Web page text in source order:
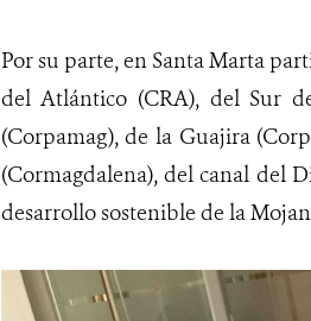
Por su parte, en Santa Marta
del Atlántico (CRA), del Sur
(Corpamag), de la Guajira
(Cormagdalena), del canal del
desarrollo sostenible de la